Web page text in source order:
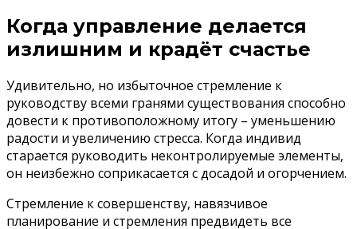
Когда управление делается
излишним и крадёт счастье
Удивительно, но избыточное стремление к
руководству всеми гранями существования способно
довести к противоположному итогу – уменьшению
радости и увеличению стресса. Когда индивид
старается руководить неконтролируемые элементы,
он неизбежно соприкасается с досадой и огорчением.
Стремление к совершенству, навязчивое
планирование и стремления предвидеть все